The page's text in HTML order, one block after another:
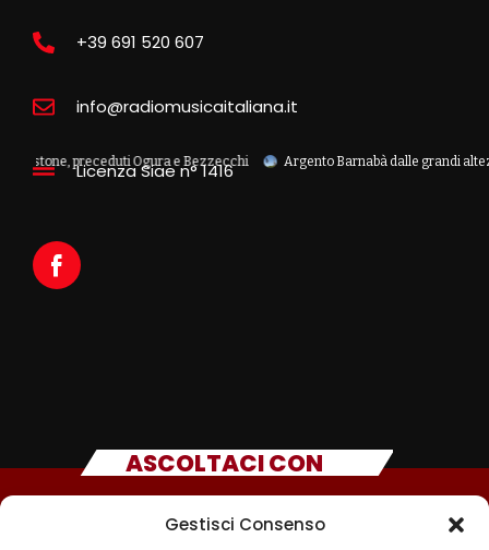
Gestisci Consenso
preceduti Ogura e Bezzecchi Argento Barnabà dalle grandi altezze agli
+39 691 520 607
info@radiomusicaitaliana.it
Licenza Siae n° 1416
ASCOLTACI CON